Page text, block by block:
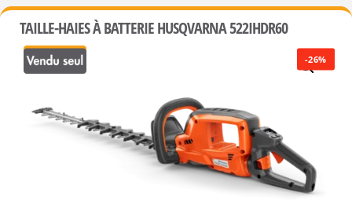
TAILLE-HAIES À BATTERIE HUSQVARNA 522IHDR60
-26%